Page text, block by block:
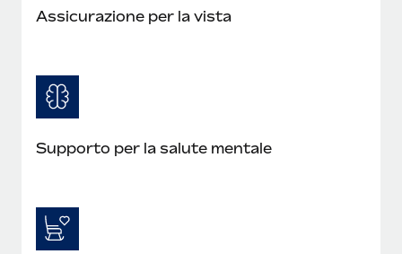
Assicurazione per la vista
Supporto per la salute mentale